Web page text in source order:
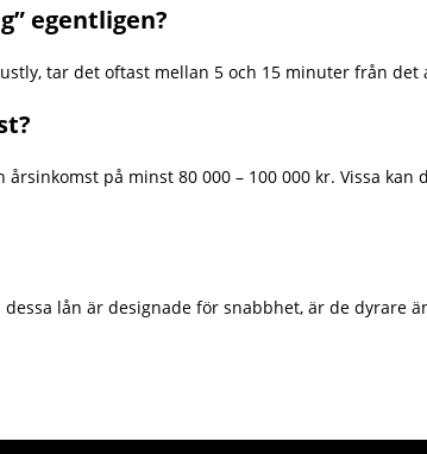
egentligen?
tar det oftast mellan 5 och 15 minuter från
årsinkomst på minst 80 000 – 100 000 kr. Vissa
lån är designade för snabbhet, är de dyrare